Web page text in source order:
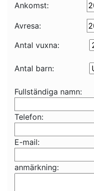
Ankomst:
Avresa:
Antal vuxna:
Antal barn:
Fullständiga namn:
Telefon:
E-mail:
anmärkning: